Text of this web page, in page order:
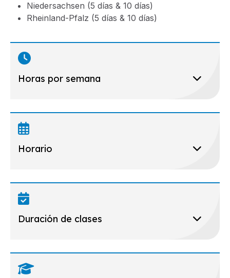
Niedersachsen (5 días & 10 días)
Rheinland-Pfalz (5 días & 10 días)
Horas por semana
Horario
Duración de clases